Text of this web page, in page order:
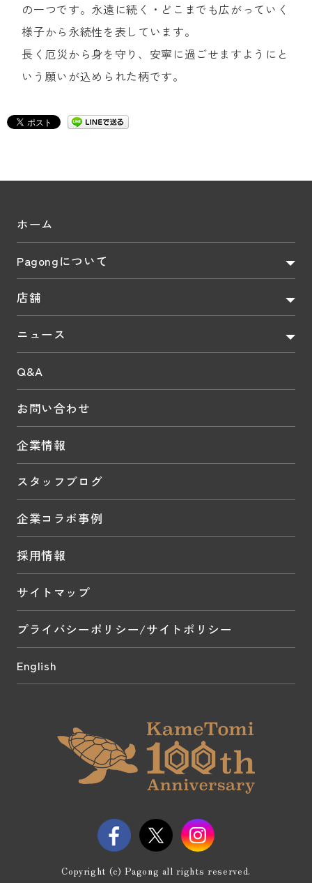
の一つです。永遠に続く・どこまでも広がっていく
様子から永続性を表しています。
長く厄災から身を守り、安寧に過ごせますようにと
いう願いが込められた柄です。
ホーム
Pagongについて
店舗
ニュース
Q&A
お問い合わせ
企業情報
スタッフブログ
企業コラボ事例
採用情報
サイトマップ
プライバシーポリシー/サイトポリシー
English
Copyright (c) Pagong all rights reserved.